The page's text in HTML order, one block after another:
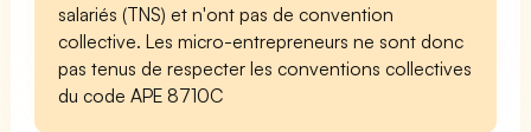
salariés (TNS) et n'ont pas de convention
collective. Les micro-entrepreneurs ne sont donc
pas tenus de respecter les conventions collectives
du code APE 8710C